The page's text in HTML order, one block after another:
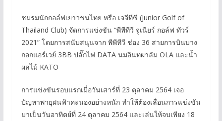
ชมรมนักกอล์ฟเยาวชนไทย หรือ เจจีทีซี (Junior Golf of
Thailand Club) จัดการแข่งขัน “พีพีทีวี จูเนียร์ กอล์ฟ ทัวร์
2021” โดยการสนับสนุนจาก พีพีทีวี ช่อง 36 สายการบินบาง
กอกแอร์เวย์ 3BB ปลั๊กไฟ DATA นมอินทผาลัม OLA และน้ำ
ผลไม้ KATO
การแข่งขันรอบแรกเมื่อวันเสาร์ที่ 23 ตุลาคม 2564 เจอ
ปัญหาพายุฝนฟ้าคะนองอย่างหนัก ทำให้ต้องเลื่อนการแข่งขัน
มาเป็นวันอาทิตย์ที่ 24 ตุลาคม 2564 และเล่นให้จบเพียง 18